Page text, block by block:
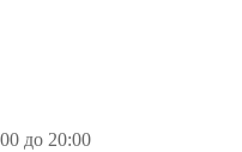
до 20:00